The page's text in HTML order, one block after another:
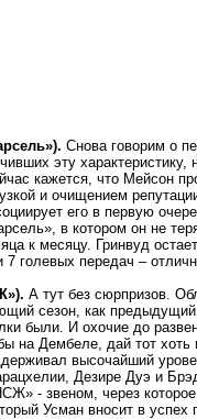
Снова говорим о
эту характеристику,
кажется, что Мейсон
и очищением
его в первую
в котором он не
к месяцу. Гринвуд
7 голевых передач –
А тут без сюрпризов.
сезон, как
были. И охочие до
на Дембеле, дай тот
высочайший
Дезире Дуэ и
- звеном, через
Усман вносит в успех